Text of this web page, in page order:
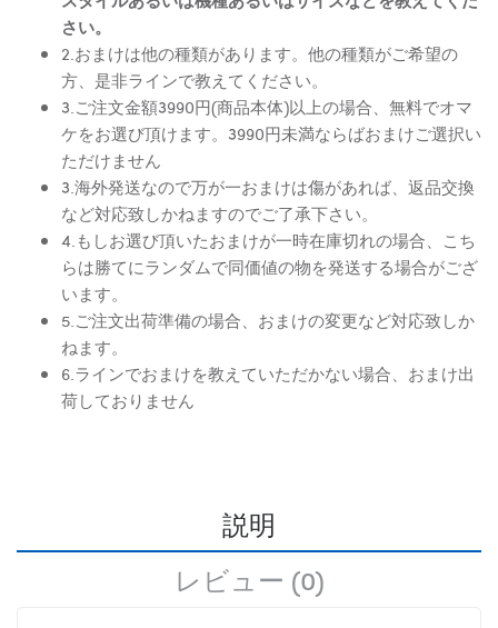
さい。
2.おまけは他の種類があります。他の種類がご希望の
方、是非ラインで教えてください。
3.ご注文金額3990円(商品本体)以上の場合、無料でオマ
ケをお選び頂けます。3990円未満ならばおまけご選択い
ただけません
3.海外発送なので万が一おまけは傷があれば、返品交換
など対応致しかねますのでご了承下さい。
4.もしお選び頂いたおまけが一時在庫切れの場合、こち
らは勝てにランダムで同価値の物を発送する場合がござ
います。
5.ご注文出荷準備の場合、おまけの変更など対応致しか
ねます。
6.ラインでおまけを教えていただかない場合、おまけ出
荷しておりません
説明
レビュー (0)